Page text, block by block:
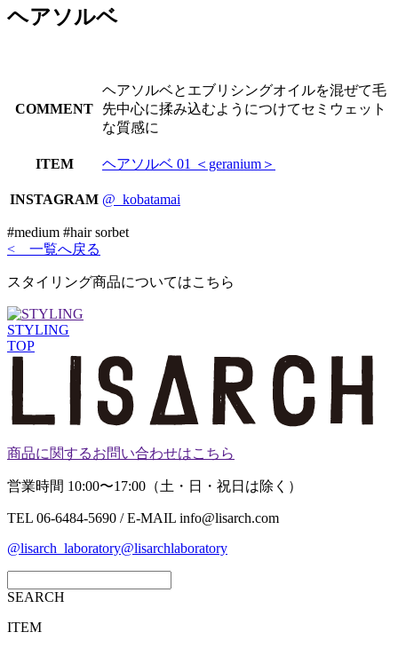
ヘアソルベ
COMMENT
ヘアソルベとエブリシングオイルを混ぜて毛
先中心に揉み込むようにつけてセミウェット
な質感に
ITEM ヘアソルベ 01 ＜geranium＞
INSTAGRAM @_kobatamai
#medium #hair sorbet
< 一覧へ戻る
スタイリング商品についてはこちら
STYLING
TOP
商品に関するお問い合わせはこちら
営業時間 10:00〜17:00（土・日・祝日は除く）
TEL 06-6484-5690 / E-MAIL info@lisarch.com
@lisarch_laboratory@lisarchlaboratory
SEARCH
ITEM